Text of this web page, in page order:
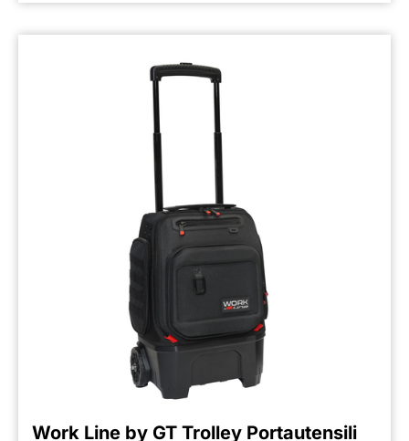
Work Line by GT Trolley Portautensili